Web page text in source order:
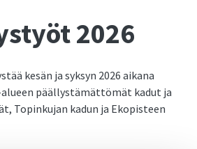
2026
kesän ja syksyn 2026 aikana
alueen päällystämättömät kadut ja
Topinkujan kadun ja Ekopisteen